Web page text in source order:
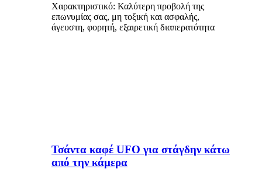
Χαρακτηριστικό: Καλύτερη προβολή της
επωνυμίας σας, μη τοξική και ασφαλής,
άγευστη, φορητή, εξαιρετική διαπερατότητα
Τσάντα καφέ UFO για στάγδην κάτω
από την κάμερα